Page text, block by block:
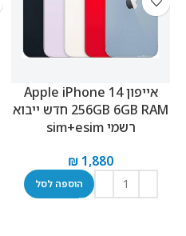
אייפון Apple iPhone 14
256GB 6GB RAM חדש ייבוא
רשמי sim+esim
₪1,880
הוספה לסל